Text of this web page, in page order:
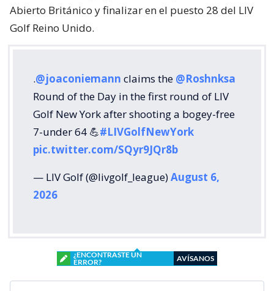
Abierto Británico y finalizar en el puesto 28 del LIV
Golf Reino Unido.
.@joaconiemann claims the @Roshnksa
Round of the Day in the first round of LIV
Golf New York after shooting a bogey-free
7-under 64 💪#LIVGolfNewYork
pic.twitter.com/SQyr9JQr8b
— LIV Golf (@livgolf_league)August 6,
2026
¿ENCONTRASTE UN
ERROR?
AVÍSANOS